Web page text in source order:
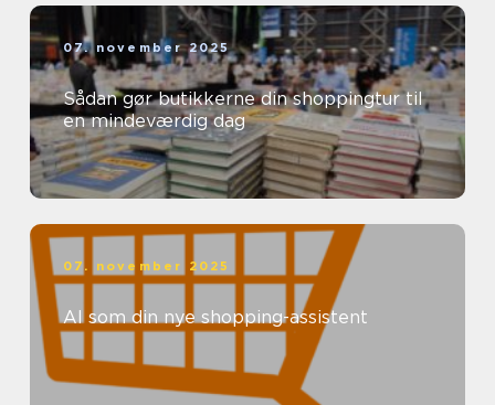
07. november 2025
Sådan gør butikkerne din shoppingtur til
en mindeværdig dag
07. november 2025
AI som din nye shopping-assistent